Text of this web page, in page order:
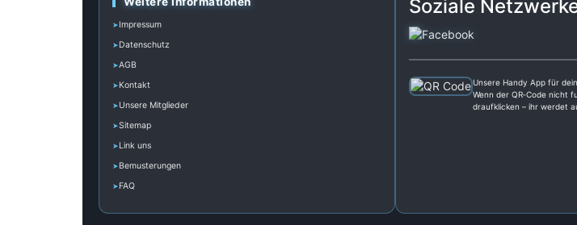
Impressum
Datenschutz
AGB
Kontakt
Unsere Mitglieder
Sitemap
Link uns
Bemusterungen
FAQ
Soziale
Unsere Handy App für
Wenn der QR‑Code nicht
draufklicken – ihr werdet